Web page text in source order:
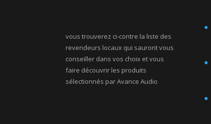
vous trouverez ci-contre la liste des
revendeurs locaux qui sauront vous
conseiller dans vos choix et vous
faire découvrir les produits
sélectionnés par Avance Audio